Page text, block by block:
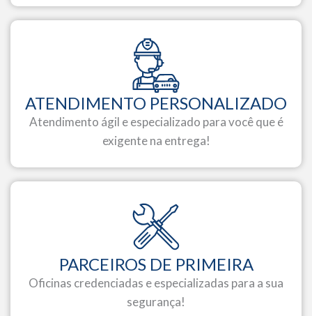
ATENDIMENTO PERSONALIZADO
Atendimento ágil e especializado para você que é
exigente na entrega!
PARCEIROS DE PRIMEIRA
Oficinas credenciadas e especializadas para a sua
segurança!